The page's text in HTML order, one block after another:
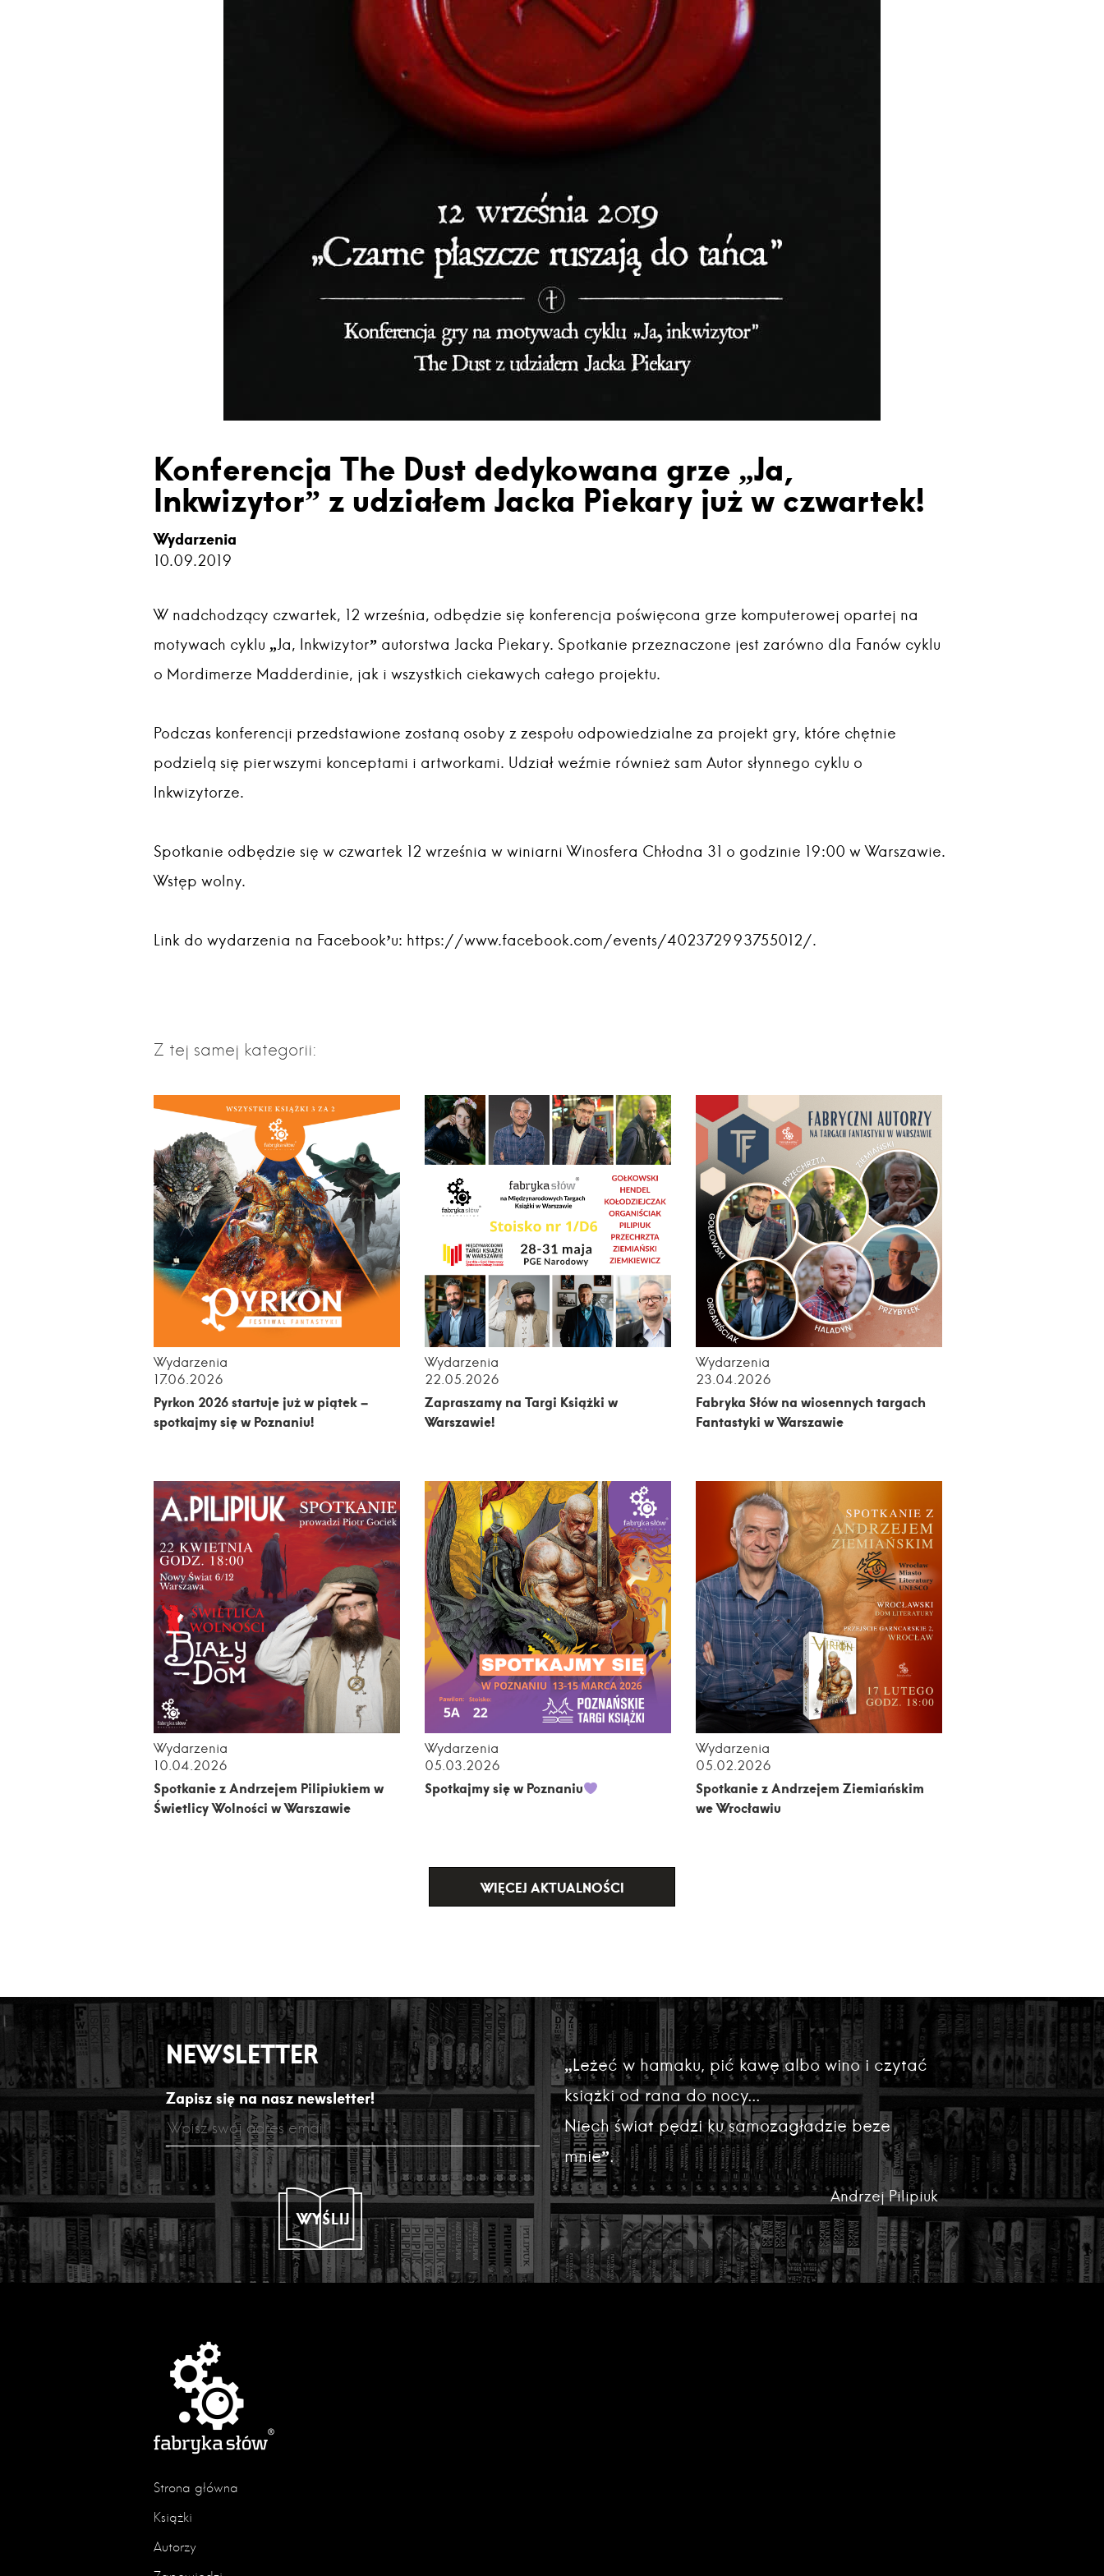
Konferencja The Dust dedykowana grze „Ja,
Inkwizytor” z udziałem Jacka Piekary już w czwartek!
Wydarzenia
10.09.2019
W nadchodzący czwartek, 12 września, odbędzie się konferencja poświęcona grze komputerowej opartej na
motywach cyklu „Ja, Inkwizytor” autorstwa Jacka Piekary. Spotkanie przeznaczone jest zarówno dla Fanów cyklu
o Mordimerze Madderdinie, jak i wszystkich ciekawych całego projektu.
Podczas konferencji przedstawione zostaną osoby z zespołu odpowiedzialne za projekt gry, które chętnie
podzielą się pierwszymi konceptami i artworkami. Udział weźmie również sam Autor słynnego cyklu o
Inkwizytorze.
Spotkanie odbędzie się w czwartek 12 września w winiarni Winosfera Chłodna 31 o godzinie 19:00 w Warszawie.
Wstęp wolny.
Link do wydarzenia na Facebook’u: https://www.facebook.com/events/402372993755012/.
Z tej samej kategorii:
Wydarzenia
17.06.2026
Pyrkon 2026 startuje już w piątek –
spotkajmy się w Poznaniu!
Wydarzenia
22.05.2026
Zapraszamy na Targi Książki w
Warszawie!
Wydarzenia
23.04.2026
Fabryka Słów na wiosennych targach
Fantastyki w Warszawie
Wydarzenia
10.04.2026
Spotkanie z Andrzejem Pilipiukiem w
Świetlicy Wolności w Warszawie
Wydarzenia
05.03.2026
Spotkajmy się w Poznaniu
Wydarzenia
05.02.2026
Spotkanie z Andrzejem Ziemiańskim
we Wrocławiu
WIĘCEJ AKTUALNOŚCI
NEWSLETTER
Zapisz się na nasz newsletter!
WYŚLIJ
„Leżeć w hamaku, pić kawę albo wino i czytać
książki od rana do nocy...
Niech świat pędzi ku samozagładzie beze
mnie”.
Andrzej Pilipiuk
Strona główna
Książki
Autorzy